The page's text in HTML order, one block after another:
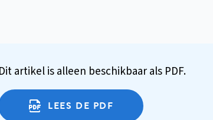
Dit artikel is alleen beschikbaar als PDF.
LEES DE PDF